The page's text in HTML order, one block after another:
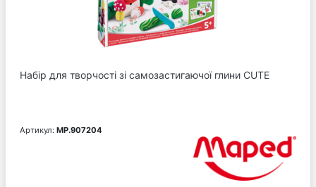
Набір для творчості зі самозастигаючої глини CUTE
Артикул: MP.907204